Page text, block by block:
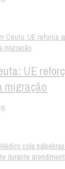
UE
migração